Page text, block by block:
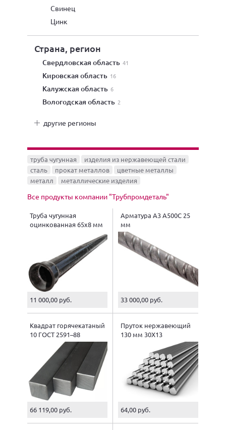
свинец
цинк
Страна, регион
Свердловская область 41
Кировская область 16
Калужская область 6
Вологодская область 2
другие регионы
труба чугунная
изделия из нержавеющей стали
сталь
прокат металлов
цветные металлы
металл
металлические изделия
Все продукты компании "Трубпромдеталь"
Труба чугунная
оцинкованная 65х8 мм
11 000,00 руб.
Арматура А3 А500С 25
мм
33 000,00 руб.
Квадрат горячекатаный
10 ГОСТ 2591–88
66 119,00 руб.
Пруток нержавеющий
130 мм 30Х13
64,00 руб.